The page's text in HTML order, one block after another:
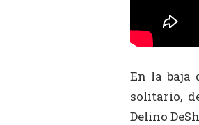
En la baja
solitario,
Delino